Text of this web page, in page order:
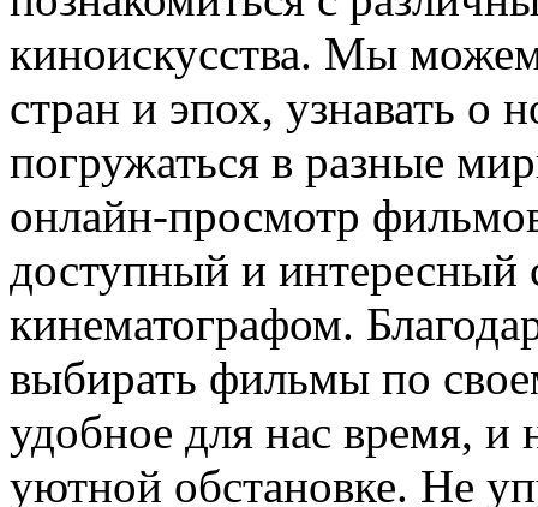
киноискусства. Мы
стран и эпох, узнавать о
погружаться в разные
онлайн-просмотр
доступный и интересный
кинематографом.
выбирать фильмы по
удобное для нас время, и
уютной обстановке. Не